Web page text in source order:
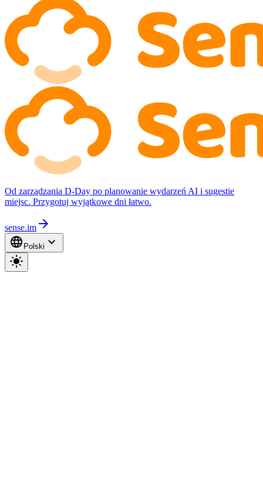
Od zarządzania D-Day po planowanie wydarzeń AI i sugestie
miejsc. Przygotuj wyjątkowe dni łatwo.
sense.im arrow_forward
language Polski expand_more
light_mode